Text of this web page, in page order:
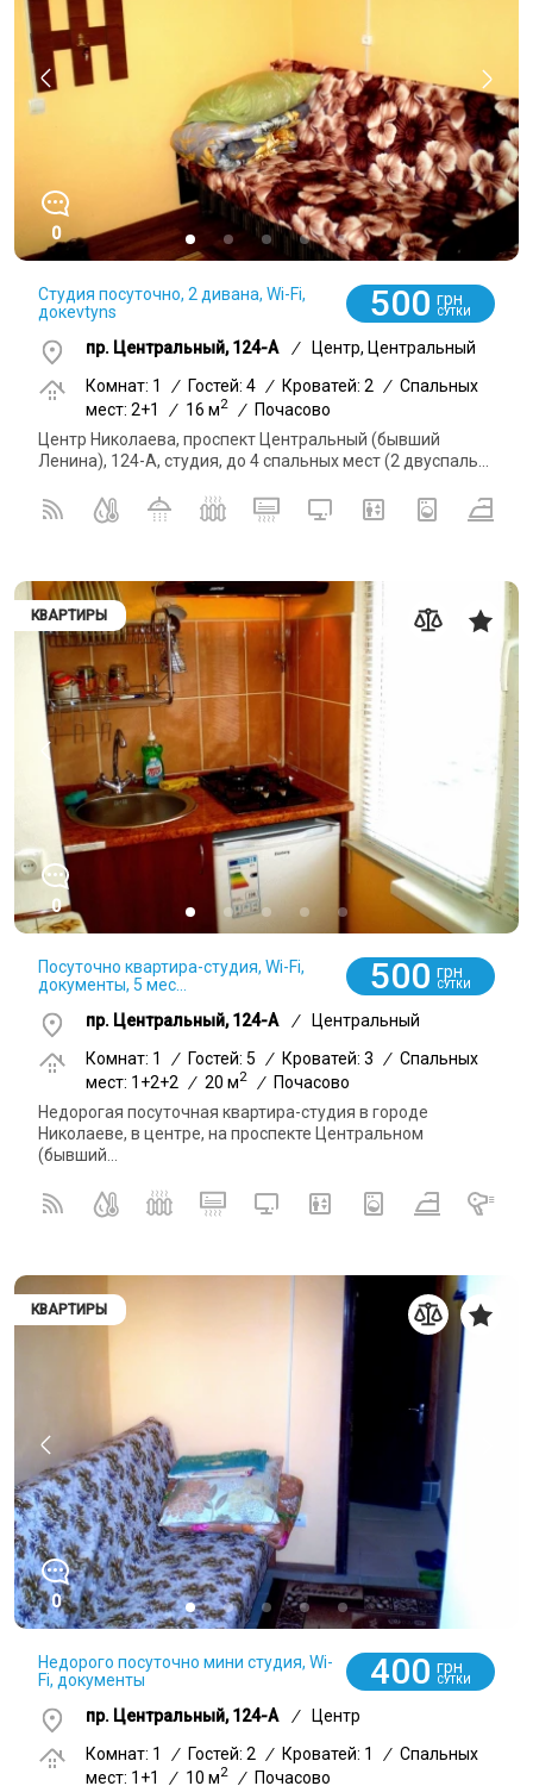
0
Студия посуточно, 2 дивана, Wi-Fi,
докevtyns
500 грн
СУТКИ
пр. Центральный, 124-А /
Центр, Центральный
Комнат: 1
/ Гостей: 4 / Кроватей: 2 / Спальных
мест: 2+1
/ 16 м2 /
Почасово
Центр Николаева, проспект Центральный (бывший
Ленина), 124-А, студия, до 4 спальных мест (2 двуспаль...
КВАРТИРЫ
0
Посуточно квартира-студия, Wi-Fi,
документы, 5 мес...
500 грн
СУТКИ
пр. Центральный, 124-А /
Центральный
Комнат: 1
/ Гостей: 5 / Кроватей: 3 / Спальных
мест: 1+2+2
/ 20 м2 /
Почасово
Недорогая посуточная квартира-студия в городе
Николаеве, в центре, на проспекте Центральном
(бывший...
КВАРТИРЫ
0
Недорого посуточно мини студия, Wi-
Fi, документы
400 грн
СУТКИ
пр. Центральный, 124-А /
Центр
Комнат: 1
/ Гостей: 2 / Кроватей: 1 / Спальных
мест: 1+1
/ 10 м2 / Почасово